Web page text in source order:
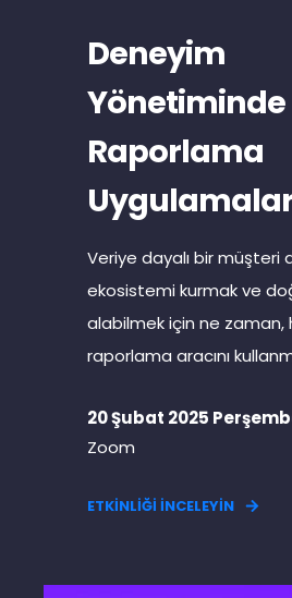
Deneyim
Yönetiminde
Raporlama
Veriye dayalı bir müşteri
ekosistemi kurmak ve
alabilmek için ne zaman,
raporlama aracını
20 Şubat 2025
Zoom
ETKİNLİĞİ İNCELEYİN